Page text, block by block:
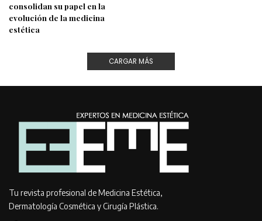
consolidan su papel en la
evolución de la medicina
estética
CARGAR MÁS
Tu revista profesional de Medicina Estética,
Dermatología Cosmética y Cirugía Plástica.